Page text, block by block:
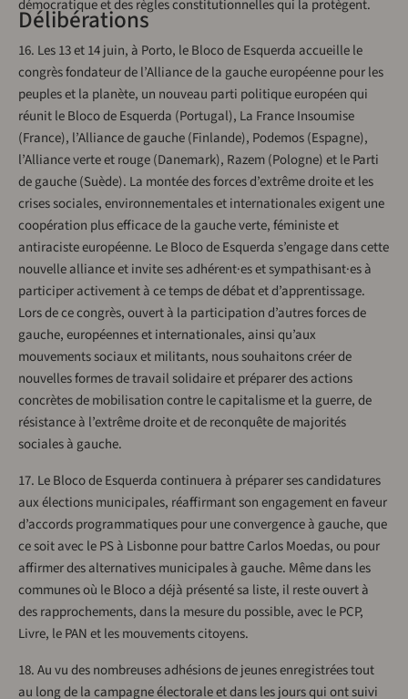
démocratique et des règles constitutionnelles qui la protègent.
Délibérations
16. Les 13 et 14 juin, à Porto, le Bloco de Esquerda accueille le
congrès fondateur de l’Alliance de la gauche européenne pour les
peuples et la planète, un nouveau parti politique européen qui
réunit le Bloco de Esquerda (Portugal), La France Insoumise
(France), l’Alliance de gauche (Finlande), Podemos (Espagne),
l’Alliance verte et rouge (Danemark), Razem (Pologne) et le Parti
de gauche (Suède). La montée des forces d’extrême droite et les
crises sociales, environnementales et internationales exigent une
coopération plus efficace de la gauche verte, féministe et
antiraciste européenne. Le Bloco de Esquerda s’engage dans cette
nouvelle alliance et invite ses adhérent·es et sympathisant·es à
participer activement à ce temps de débat et d’apprentissage.
Lors de ce congrès, ouvert à la participation d’autres forces de
gauche, européennes et internationales, ainsi qu’aux
mouvements sociaux et militants, nous souhaitons créer de
nouvelles formes de travail solidaire et préparer des actions
concrètes de mobilisation contre le capitalisme et la guerre, de
résistance à l’extrême droite et de reconquête de majorités
sociales à gauche.
17. Le Bloco de Esquerda continuera à préparer ses candidatures
aux élections municipales, réaffirmant son engagement en faveur
d’accords programmatiques pour une convergence à gauche, que
ce soit avec le PS à Lisbonne pour battre Carlos Moedas, ou pour
affirmer des alternatives municipales à gauche. Même dans les
communes où le Bloco a déjà présenté sa liste, il reste ouvert à
des rapprochements, dans la mesure du possible, avec le PCP,
Livre, le PAN et les mouvements citoyens.
18. Au vu des nombreuses adhésions de jeunes enregistrées tout
au long de la campagne électorale et dans les jours qui ont suivi